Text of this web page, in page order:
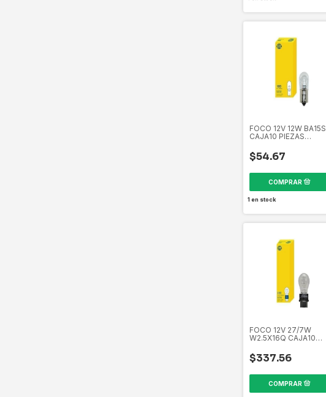
FOCO 12V 12W BA15S
CAJA10 PIEZAS
$54.67
1 en stock
FOCO 12V 27/7W
W2.5X16Q CAJA10
358261661
$337.56